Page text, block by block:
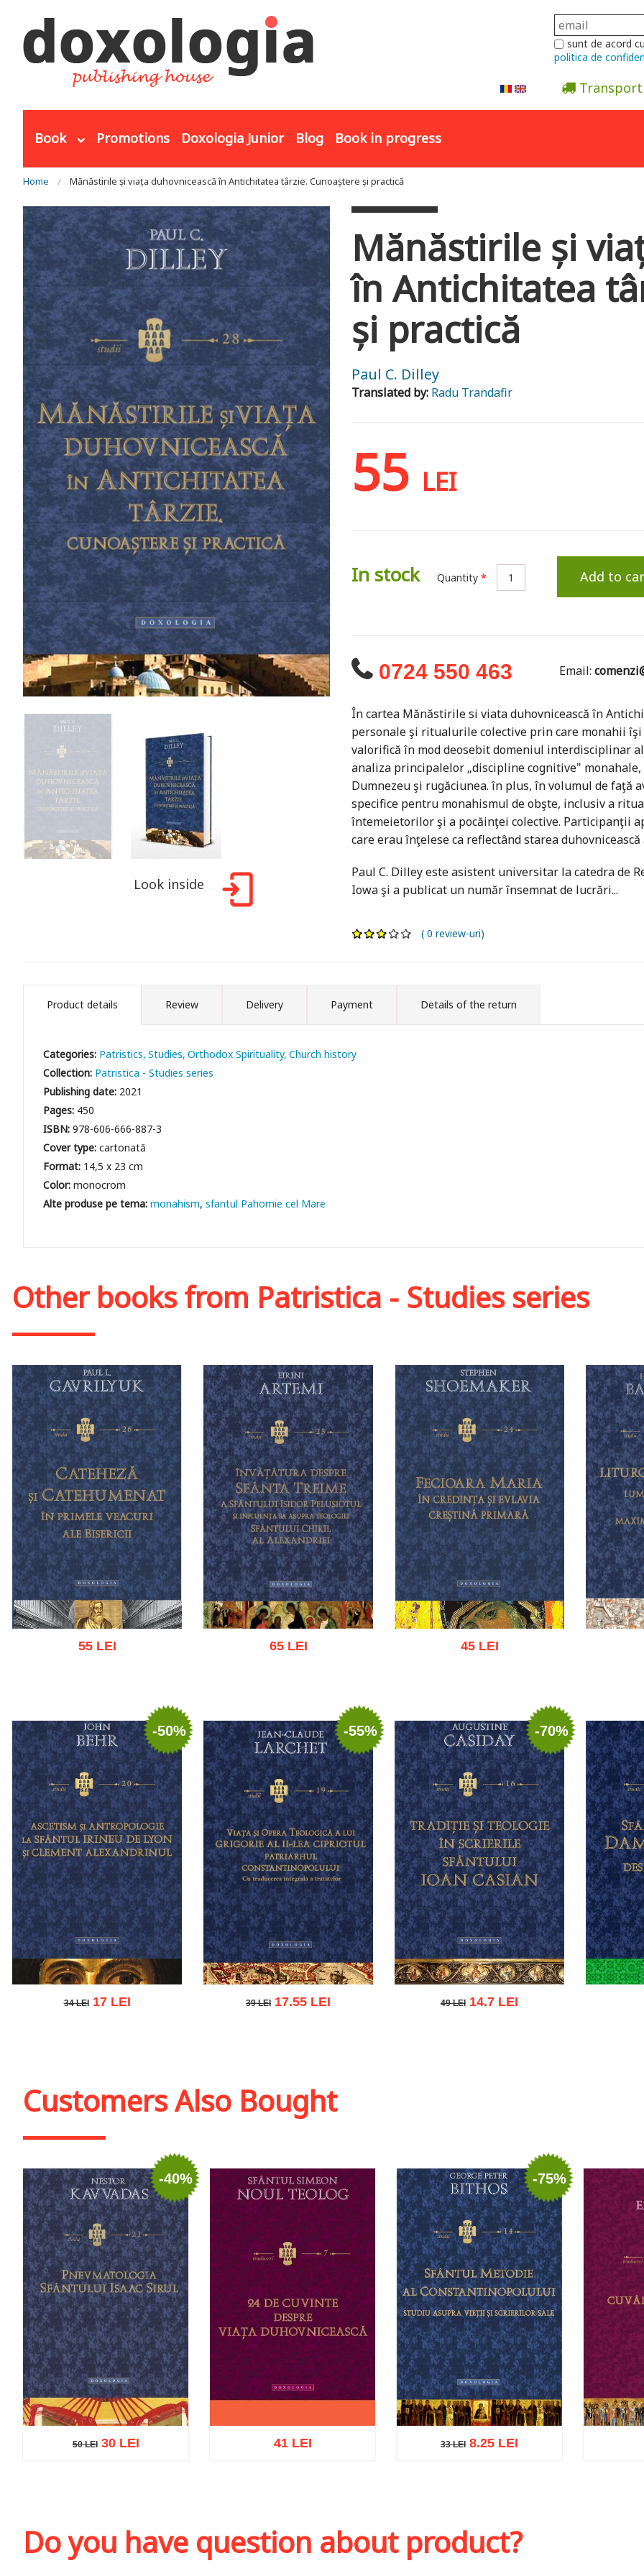
sunt de acord
politica de
Book Promotions Doxologia Junior Blog Book in progress
You are here
Home Mănăstirile și viața duhovnicească în Antichitatea târzie. Cunoaștere și practică
Look inside
Mănăstirile și
în Antichitatea
și practică
Paul C. Dilley
Translated by: Radu Trandafir
55 LEI
In stock Quantity * Add to
0724 550 463 Email:
În cartea Mănăstirile si viata duhovnicească în
personale şi ritualurile colective prin care monahii
valorifică în mod deosebit domeniul interdisciplinar
analiza principalelor „discipline cognitive"
Dumnezeu şi rugăciunea. în plus, în volumul de
specifice pentru monahismul de obşte, inclusiv a
întemeietorilor şi a pocăinţei colective. Participanţii
care erau înţelese ca reflectând starea
Paul C. Dilley este asistent universitar la catedra de
Iowa şi a publicat un număr însemnat de lucrări...
( 0 review-uri)
Product details Review Delivery Payment Details of the return
Categories: Patristics Studies Orthodox Spirituality Church history
Collection: Patristica - Studies series
Publishing date: 2021
Pages: 450
ISBN:978-606-666-887-3
Cover type:cartonată
Format: 14,5 x 23 cm
Color:monocrom
monahism sfantul Pahomie cel Mare
Other books from Patristica - Studies series
Add to cart Add to wish list
55 LEI
Add to cart Add to wish list
65 LEI
Add to cart Add to wish list
45 LEI
Add
-50%
34 LEI17 LEI
-55%
39 LEI 17.55 LEI
-70%
49 LEI 14.7 LEI
Customers Also Bought
-40%
50 LEI30 LEI 41 LEI
-75%
33 LEI 8.25 LEI
Do you have question about product?